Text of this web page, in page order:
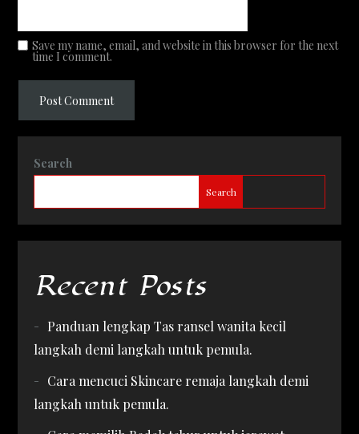
Save my name, email, and website in this browser for the next
time I comment.
Search
Search
Recent Posts
Panduan lengkap Tas ransel wanita kecil
langkah demi langkah untuk pemula.
Cara mencuci Skincare remaja langkah demi
langkah untuk pemula.